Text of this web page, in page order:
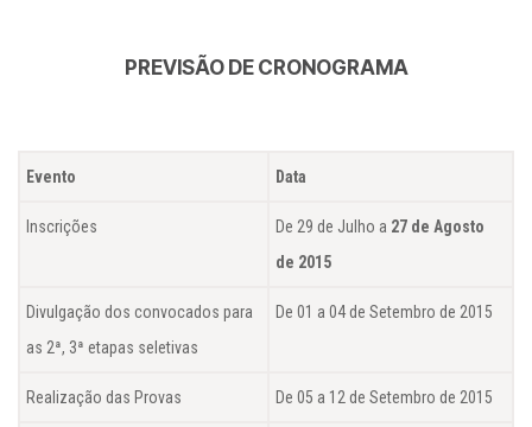
PREVISÃO DE CRONOGRAMA
Evento Data
Inscrições De 29 de Julho a 27 de Agosto
de 2015
Divulgação dos convocados para
as 2ª, 3ª etapas seletivas
De 01 a 04 de Setembro de 2015
Realização das Provas De 05 a 12 de Setembro de 2015